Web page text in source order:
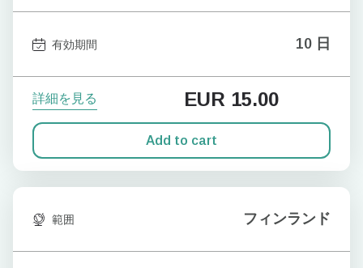
有効期間 10 日
詳細を見る EUR 15.00
Add to cart
範囲 フィンランド